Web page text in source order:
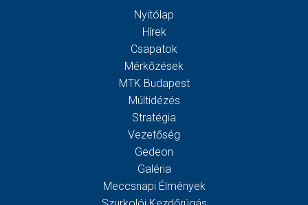
Nyitólap
Hírek
Csapatok
Mérkőzések
MTK Budapest
Múltidézés
Stratégia
Vezetőség
Gedeon
Galéria
Meccsnapi Élmények